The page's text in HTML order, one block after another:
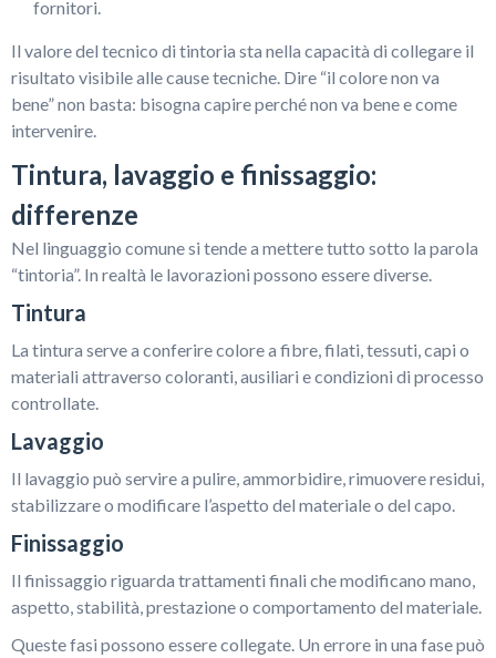
fornitori.
Il valore del tecnico di tintoria sta nella capacità di collegare il
risultato visibile alle cause tecniche. Dire “il colore non va
bene” non basta: bisogna capire perché non va bene e come
intervenire.
Tintura, lavaggio e finissaggio:
differenze
Nel linguaggio comune si tende a mettere tutto sotto la parola
“tintoria”. In realtà le lavorazioni possono essere diverse.
Tintura
La tintura serve a conferire colore a fibre, filati, tessuti, capi o
materiali attraverso coloranti, ausiliari e condizioni di processo
controllate.
Lavaggio
Il lavaggio può servire a pulire, ammorbidire, rimuovere residui,
stabilizzare o modificare l’aspetto del materiale o del capo.
Finissaggio
Il finissaggio riguarda trattamenti finali che modificano mano,
aspetto, stabilità, prestazione o comportamento del materiale.
Queste fasi possono essere collegate. Un errore in una fase può